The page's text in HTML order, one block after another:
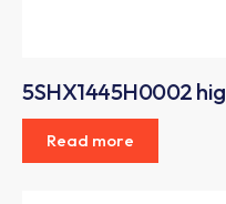
5SHX1445H0002
Read more